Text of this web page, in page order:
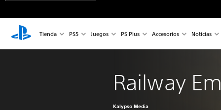
Tienda PS5 Juegos PS Plus Accesorios Noticias
Railway
Kalypso Media